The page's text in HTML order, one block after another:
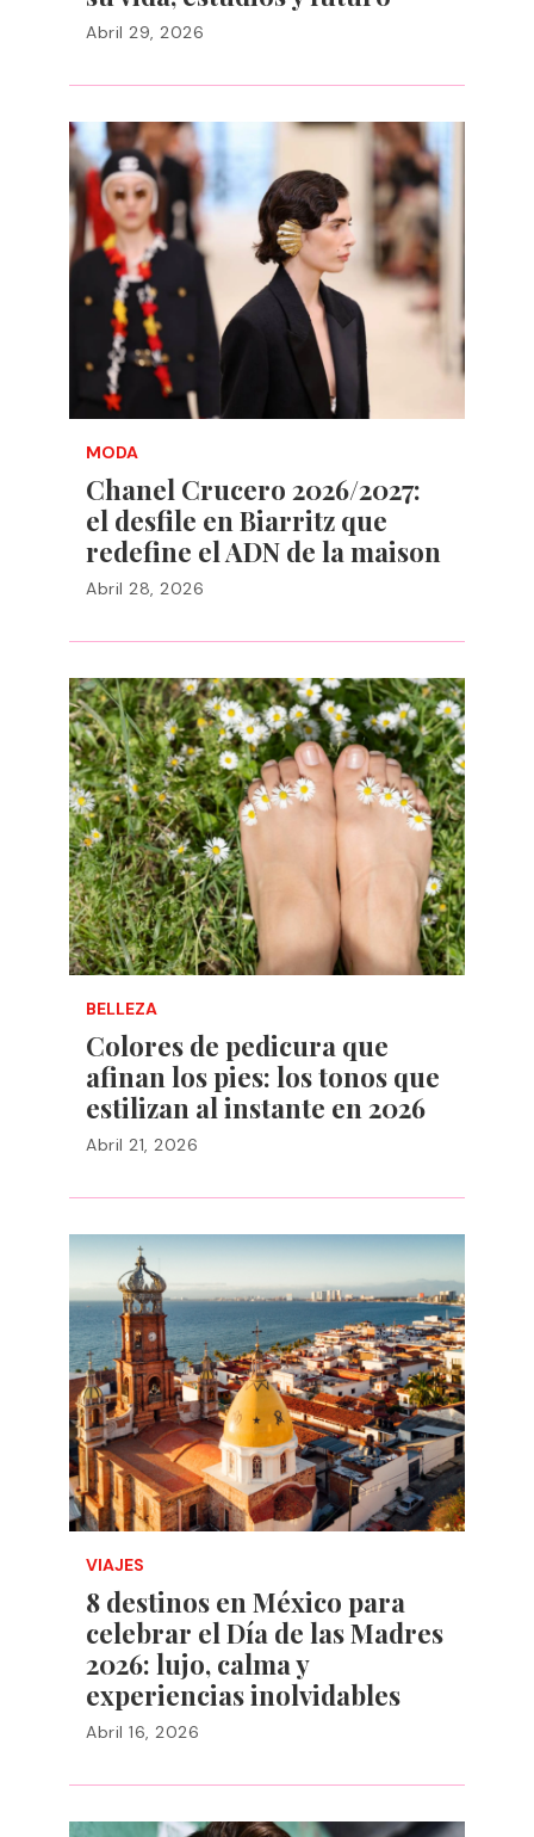
Abril 29, 2026
MODA
Chanel Crucero 2026/2027:
el desfile en Biarritz que
redefine el ADN de la maison
Abril 28, 2026
BELLEZA
Colores de pedicura que
afinan los pies: los tonos que
estilizan al instante en 2026
Abril 21, 2026
VIAJES
8 destinos en México para
celebrar el Día de las Madres
2026: lujo, calma y
experiencias inolvidables
Abril 16, 2026